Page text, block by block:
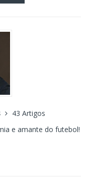
43 Artigos
e amante do futebol!